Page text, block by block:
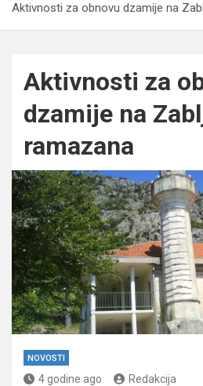
Aktivnosti za obnovu dzamije na
Aktivnosti za
dzamije na
ramazana
NOVOSTI
4 godine ago Redakcija